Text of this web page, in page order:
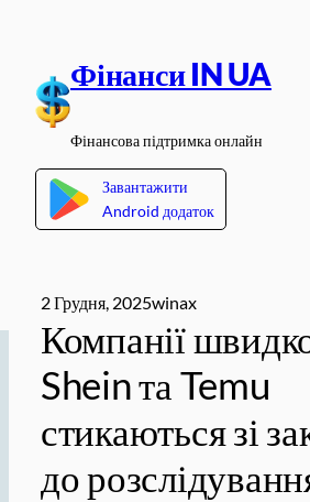
вмісту
Фінанси IN UA
Фінансова підтримка онлайн
Завантажити
Android додаток
2 Грудня, 2025winax
Компанії
Shein та Temu
стикаються зі
до